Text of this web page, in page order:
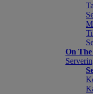
On